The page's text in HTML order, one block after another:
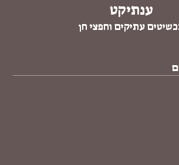
ענתיקט
עתיקים וחפצי חן